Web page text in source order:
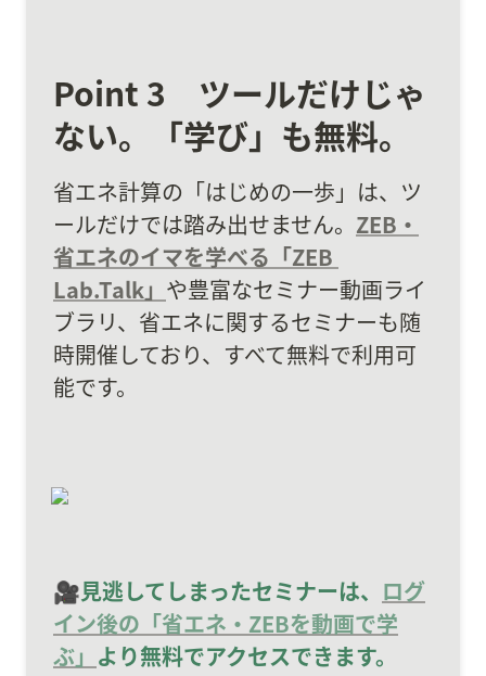
Point 3　ツールだけじゃ
ない。「学び」も無料。
省エネ計算の「はじめの一歩」は、ツ
ールだけでは踏み出せません。 ZEB・
省エネのイマを学べる「ZEB
Lab.Talk」 や豊富なセミナー動画ライ
ブラリ、省エネに関するセミナーも随
時開催しており、すべて無料で利用可
能です。
🎥見逃してしまったセミナーは、 ログ
イン後の「省エネ・ZEBを動画で学
ぶ」 より無料でアクセスできます。